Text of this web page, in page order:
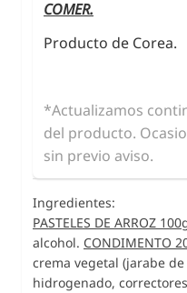
COMER.
Producto de Corea.
*Actualizamos
del producto.
sin previo aviso.
Ingredientes:
PASTELES DE ARROZ
alcohol. CONDIMENTO
crema vegetal (jarabe
hidrogenado,